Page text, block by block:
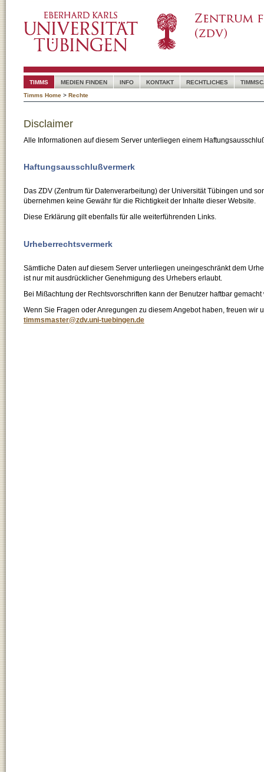
TIMMS MEDIEN FINDEN INFO KONTAKT RECHTLICHES
Timms Home > Rechte
Disclaimer
Alle Informationen auf diesem Server unterliegen einem
Haftungsausschlußvermerk
Das ZDV (Zentrum für Datenverarbeitung) der Universität Tübingen und
übernehmen keine Gewähr für die Richtigkeit der Inhalte dieser Website.
Diese Erklärung gilt ebenfalls für alle weiterführenden Links.
Urheberrechtsvermerk
Sämtliche Daten auf diesem Server unterliegen uneingeschränkt dem
ist nur mit ausdrücklicher Genehmigung des Urhebers erlaubt.
Bei Mißachtung der Rechtsvorschriften kann der Benutzer haftbar gemacht
Wenn Sie Fragen oder Anregungen zu diesem Angebot haben, freuen wir
timmsmaster@zdv.uni-tuebingen.de